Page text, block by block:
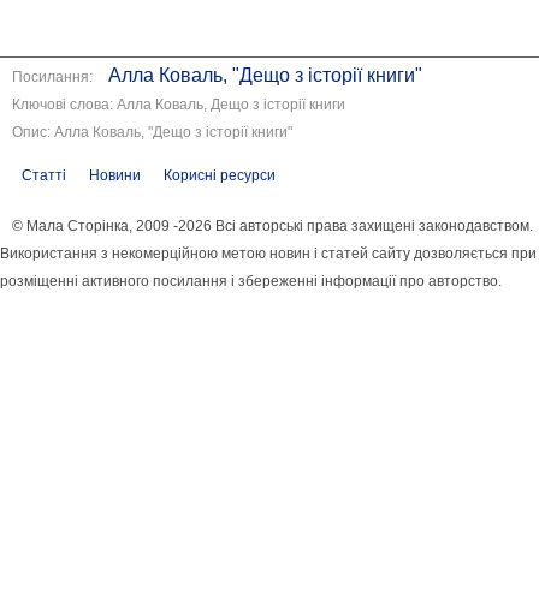
Посилання: Алла Коваль, "Дещо з історії книги"
Ключові слова: Алла Коваль, Дещо з історії книги
Опис: Алла Коваль, "Дещо з історії книги"
Статті Новини Корисні ресурси
© Мала Сторінка, 2009 -2026 Всі авторські права захищені законодавством.
Використання з некомерційною метою новин і статей сайту дозволяється при
розміщенні активного посилання і збереженні інформації про авторство.